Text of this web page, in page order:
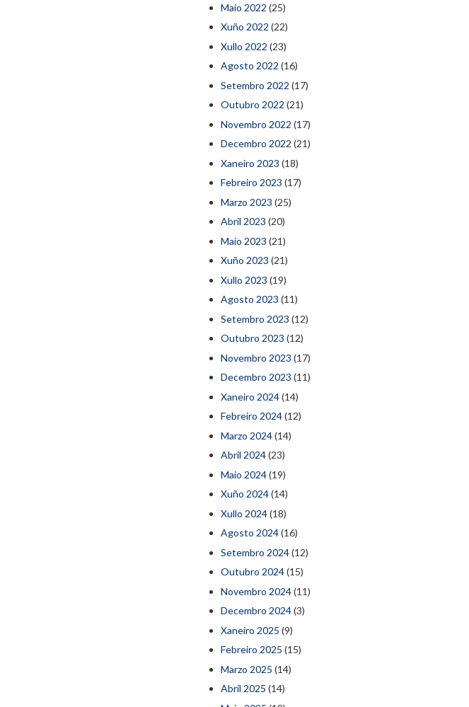
Maio 2022 (25)
Xuño 2022 (22)
Xullo 2022 (23)
Agosto 2022 (16)
Setembro 2022 (17)
Outubro 2022 (21)
Novembro 2022 (17)
Decembro 2022 (21)
Xaneiro 2023 (18)
Febreiro 2023 (17)
Marzo 2023 (25)
Abril 2023 (20)
Maio 2023 (21)
Xuño 2023 (21)
Xullo 2023 (19)
Agosto 2023 (11)
Setembro 2023 (12)
Outubro 2023 (12)
Novembro 2023 (17)
Decembro 2023 (11)
Xaneiro 2024(14)
Febreiro 2024(12)
Marzo 2024(14)
Abril 2024(23)
Maio 2024(19)
Xuño 2024(14)
Xullo 2024(18)
Agosto 2024(16)
Setembro 2024(12)
Outubro 2024(15)
Novembro 2024(11)
Decembro 2024(3)
Xaneiro 2025 (9)
Febreiro 2025 (15)
Marzo 2025 (14)
Abril 2025 (14)